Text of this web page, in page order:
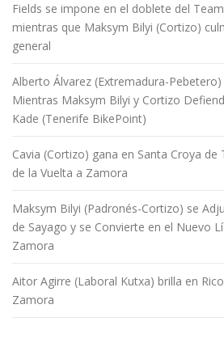
Fields se impone en el doblete del
mientras que Maksym Bilyi (Cortizo)
general
Alberto Álvarez (Extremadura-
Mientras Maksym Bilyi y Cortizo
Kade (Tenerife BikePoint)
Cavia (Cortizo) gana en Santa Croya de
de la Vuelta a Zamora
Maksym Bilyi (Padronés-Cortizo) se
de Sayago y se Convierte en el Nuevo
Zamora
Aitor Agirre (Laboral Kutxa) brilla en
Zamora